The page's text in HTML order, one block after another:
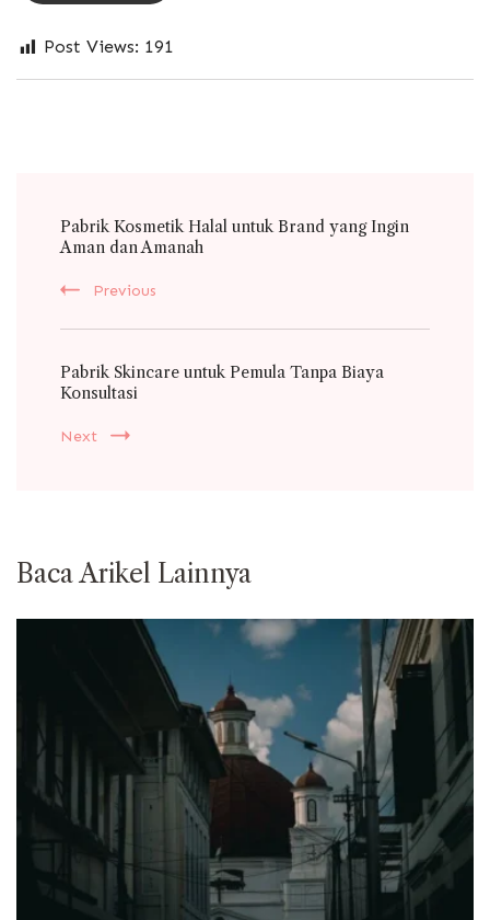
Post Views: 191
Navigation
Pabrik Kosmetik Halal untuk Brand yang Ingin
Aman dan Amanah
Previous
Pabrik Skincare untuk Pemula Tanpa Biaya
Konsultasi
Next
Baca Arikel Lainnya